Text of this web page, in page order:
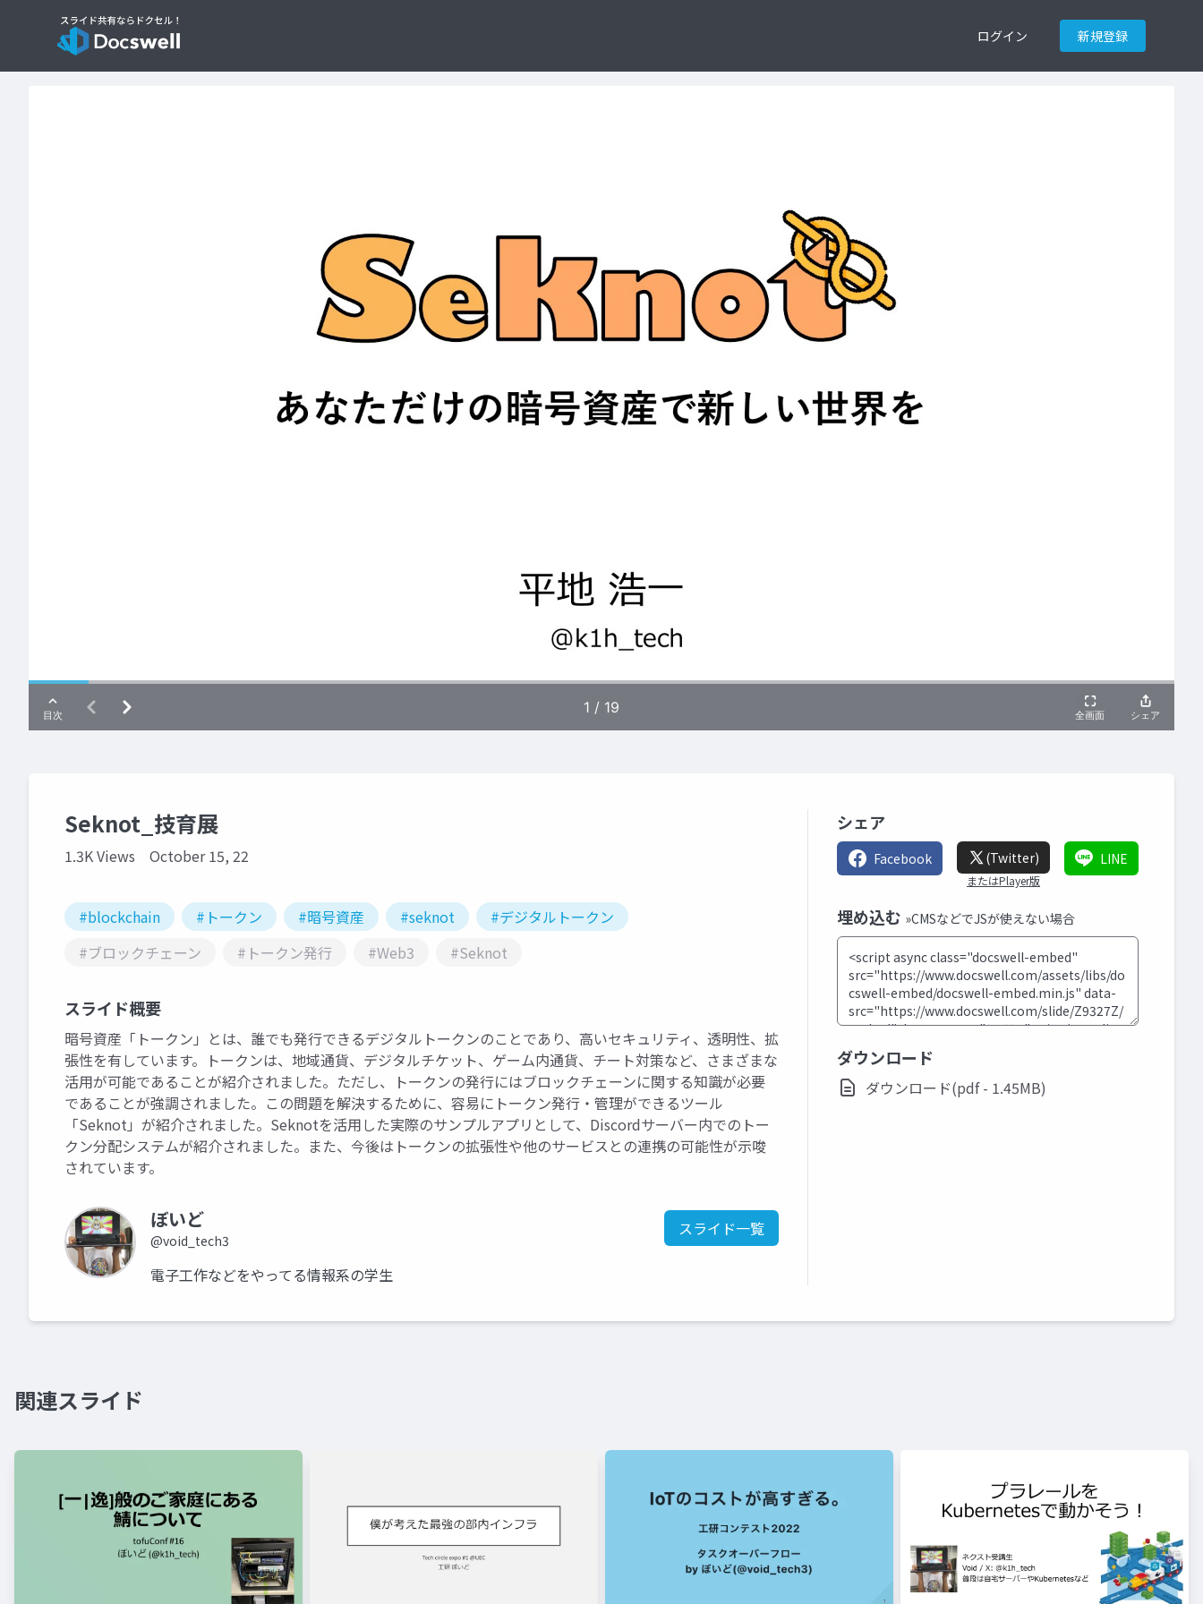
ログイン 新規登録
Seknot_技育展
1.3K Views October 15, 22
#blockchain #トークン #暗号資産 #seknot
#デジタルトークン
#ブロックチェーン
#トークン発行 #Web3 #Seknot
スライド概要
暗号資産「トークン」とは、誰でも発行できるデジタルトークンのことであり、高いセキュリティ、透明性、拡
張性を有しています。トークンは、地域通貨、デジタルチケット、ゲーム内通貨、チート対策など、さまざまな
活用が可能であることが紹介されました。ただし、トークンの発行にはブロックチェーンに関する知識が必要
であることが強調されました。この問題を解決するために、容易にトークン発行・管理ができるツール
「Seknot」が紹介されました。Seknotを活用した実際のサンプルアプリとして、Discordサーバー内でのトー
クン分配システムが紹介されました。また、今後はトークンの拡張性や他のサービスとの連携の可能性が示唆
されています。
ぼいど
@void_tech3
スライド一覧
電子工作などをやってる情報系の学生
シェア
Facebook (Twitter)
またはPlayer版
LINE
埋め込む »CMSなどでJSが使えない場合
ダウンロード
ダウンロード(pdf - 1.45MB)
関連スライド